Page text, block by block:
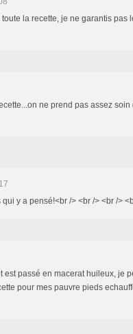
la recette, je ne garantis pas
ne prend pas assez
y a pensé!<br /> <br /> <br />
est passé en macerat huileux, je
pour mes pauvre pieds